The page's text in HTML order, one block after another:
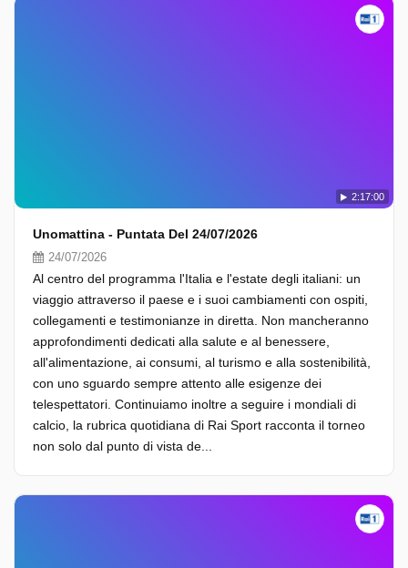
2:17:00
Unomattina - Puntata Del 24/07/2026
24/07/2026
Al centro del programma l'Italia e l'estate degli italiani: un
viaggio attraverso il paese e i suoi cambiamenti con ospiti,
collegamenti e testimonianze in diretta. Non mancheranno
approfondimenti dedicati alla salute e al benessere,
all'alimentazione, ai consumi, al turismo e alla sostenibilità,
con uno sguardo sempre attento alle esigenze dei
telespettatori. Continuiamo inoltre a seguire i mondiali di
calcio, la rubrica quotidiana di Rai Sport racconta il torneo
non solo dal punto di vista de...